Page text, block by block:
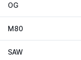
OG
M80
SAW